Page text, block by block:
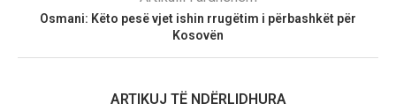
Osmani: Këto pesë vjet ishin rrugëtim i përbashkët për
Kosovën
ARTIKUJ TË NDËRLIDHURA